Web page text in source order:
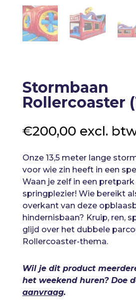
Stormbaan
Rollercoaster
€200,00 excl.
Onze 13,5 meter lange
voor wie zin heeft in een
Waan je zelf in een pretpark
springplezier! Wie bereikt
overkant van deze
hindernisbaan? Kruip, ren,
glijd over het dubbele
Rollercoaster-thema.
Wil je dit product
het weekend huren? Doe
aanvraag.